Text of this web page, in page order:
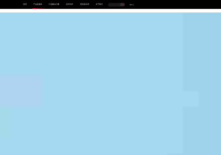
首页 产品及服务 行业解决方案 合作伙伴 投资者关系 关于我们 中EN